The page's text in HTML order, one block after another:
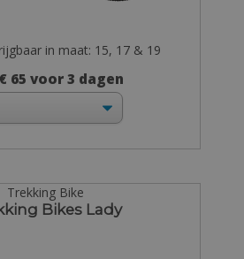
in maat: 15, 17 & 19
65 voor 3 dagen
Trekking Bike
Bikes Lady